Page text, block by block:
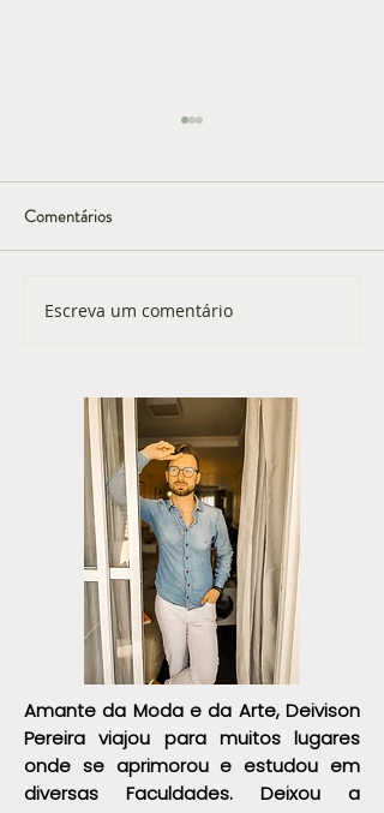
Tendências vistas no filme O
Comentários
Escreva um comentário
Amante da Moda e da Arte, Deivison
Pereira viajou para muitos lugares
onde se aprimorou e estudou em
diversas Faculdades. Deixou a